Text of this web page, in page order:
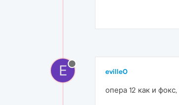
E eville0
опера 12 как и